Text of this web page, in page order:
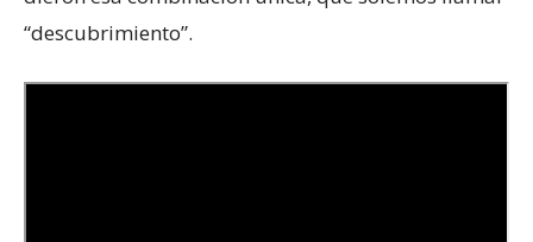
“descubrimiento”.